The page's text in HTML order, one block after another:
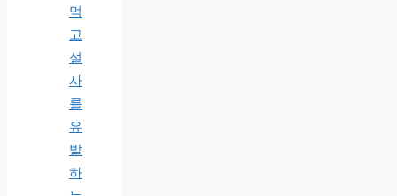
먹
고
설
사
를
유
발
하